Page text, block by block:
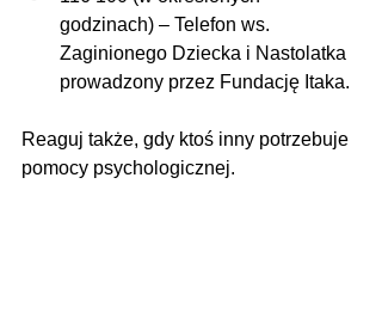
godzinach) – Telefon ws.
Zaginionego Dziecka i Nastolatka
prowadzony przez Fundację Itaka.
Reaguj także, gdy ktoś inny potrzebuje
pomocy psychologicznej.